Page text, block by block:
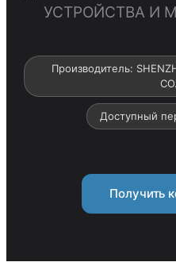
УСТРОЙСТВА И
Производитель:
Доступный
Получить